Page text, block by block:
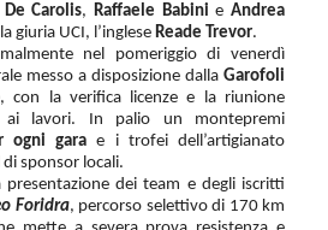
De Carolis, Raffaele Babini eAndrea
giuria UCI, l’inglese Reade Trevor.
nel pomeriggio di venerdì
messo a disposizione dalla Garofoli
con la verifica licenze e la riunione
ai lavori. In palio un montepremi
ogni gara e i trofei dell’artigianato
sponsor locali.
dei team e degli iscritti
Foridra, percorso selettivo di 170 km